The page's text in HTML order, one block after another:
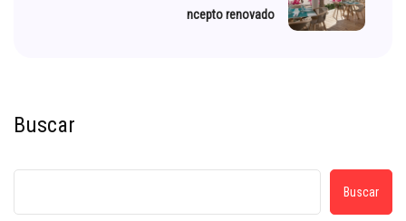
ncepto renovado
Buscar
Buscar